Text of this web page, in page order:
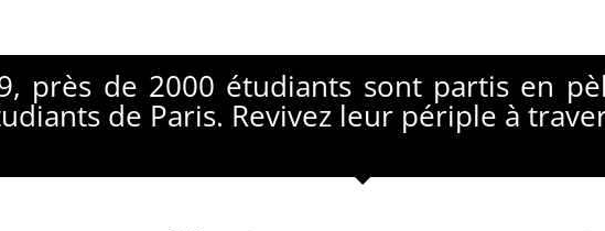
près de 2000 étudiants sont partis en
de Paris. Revivez leur périple à